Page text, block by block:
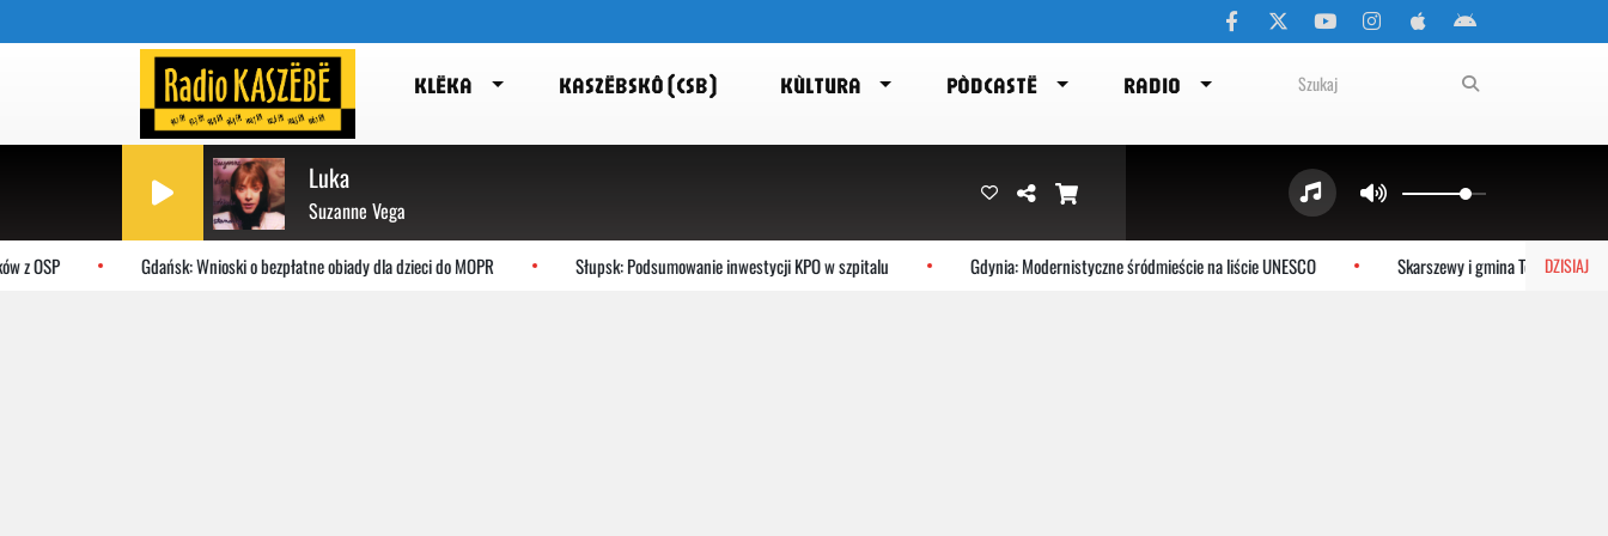
KLËKA KASZËBSKÔ (CSB) KÙLTURA PÒDCASTË RADIO
Luka
Suzanne Vega
DZISIAJ
OSP Gdańsk: Wnioski o bezpłatne obiady dla dzieci do MOPR Słupsk: Podsumowanie inwestycji KPO w szpitalu Gdynia: Modernistyczne śródmieście na liście UNESCO Skarszewy i gmina Tczew